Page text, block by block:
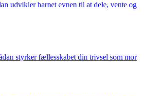
udvikler barnet evnen til at dele, vente og
styrker fællesskabet din trivsel som mor